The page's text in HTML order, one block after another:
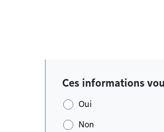
Ces informations
Oui
Non